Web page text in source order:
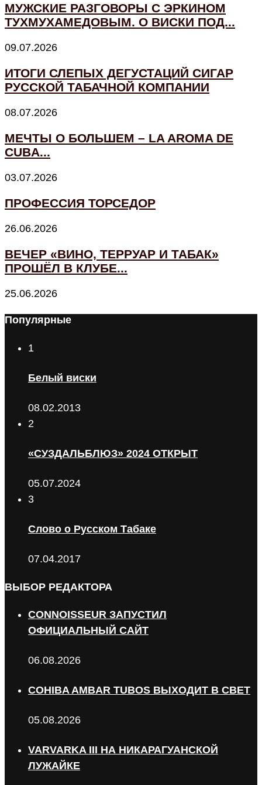
МУЖСКИЕ РАЗГОВОРЫ С ЭРКИНОМ
ТУХМУХАМЕДОВЫМ. О ВИСКИ ПОД...
09.07.2026
ИТОГИ СЛЕПЫХ ДЕГУСТАЦИЙ СИГАР
РУССКОЙ ТАБАЧНОЙ КОМПАНИИ
08.07.2026
МЕЧТЫ О БОЛЬШЕМ – LA AROMA DE
CUBA...
03.07.2026
ПРОФЕССИЯ ТОРСЕДОР
26.06.2026
ВЕЧЕР «ВИНО, ТЕРРУАР И ТАБАК»
ПРОШЁЛ В КЛУБЕ...
25.06.2026
Популярные
1
Белый виски
08.02.2013
2
«СУЗДАЛЬБЛЮЗ» 2024 ОТКРЫТ
05.07.2024
3
Слово о Русском Табаке
07.04.2017
ВЫБОР РЕДАКТОРА
CONNOISSEUR ЗАПУСТИЛ
ОФИЦИАЛЬНЫЙ САЙТ
06.08.2026
COHIBA AMBAR TUBOS ВЫХОДИТ В СВЕТ
05.08.2026
VARVARKA III НА НИКАРАГУАНСКОЙ
ЛУЖАЙКЕ